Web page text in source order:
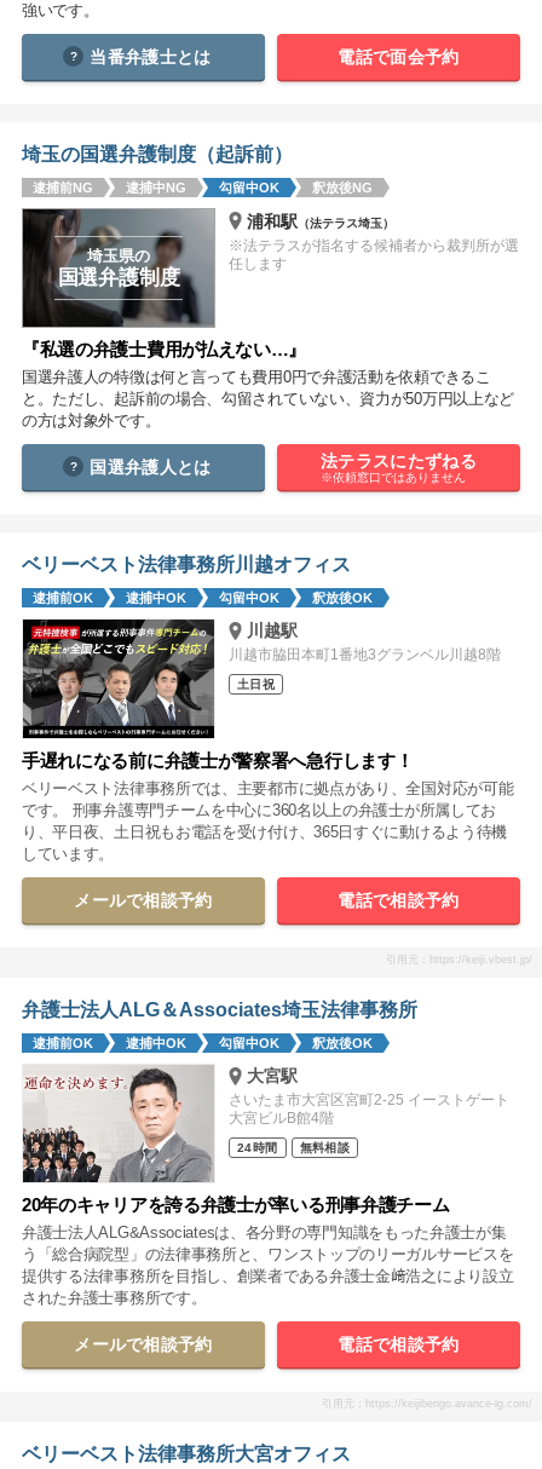
沖縄
痴漢 盗撮 わいせつ
窃盗 逮捕 示談
強いです。
当番弁護士とは 電話で面会予約
埼玉の国選弁護制度（起訴前）
逮捕前NG 逮捕中NG 勾留中OK 釈放後NG
埼玉県の
国選弁護制度
浦和駅 （法テラス埼玉）
※法テラスが指名する候補者から裁判所が選
任します
『私選の弁護士費用が払えない…』
国選弁護人の特徴は何と言っても費用0円で弁護活動を依頼できるこ
と。ただし、起訴前の場合、勾留されていない、資力が50万円以上など
の方は対象外です。
国選弁護人とは 法テラスにたずねる
※依頼窓口ではありません
ベリーベスト法律事務所川越オフィス
逮捕前OK 逮捕中OK 勾留中OK 釈放後OK
川越駅
川越市脇田本町1番地3グランベル川越8階
土日祝
手遅れになる前に弁護士が警察署へ急行します！
ベリーベスト法律事務所では、主要都市に拠点があり、全国対応が可能
です。 刑事弁護専門チームを中心に360名以上の弁護士が所属してお
り、平日夜、土日祝もお電話を受け付け、365日すぐに動けるよう待機
しています。
メールで相談予約 電話で相談予約
引用元：https://keiji.vbest.jp/
弁護士法人ALG＆Associates埼玉法律事務所
逮捕前OK 逮捕中OK 勾留中OK 釈放後OK
大宮駅
さいたま市大宮区宮町2-25 イーストゲート
大宮ビルB館4階
24時間 無料相談
20年のキャリアを誇る弁護士が率いる刑事弁護チーム
弁護士法人ALG&Associatesは、各分野の専門知識をもった弁護士が集
う「総合病院型」の法律事務所と、ワンストップのリーガルサービスを
提供する法律事務所を目指し、創業者である弁護士金﨑浩之により設立
された弁護士事務所です。
メールで相談予約 電話で相談予約
引用元：https://keijibengo.avance-lg.com/
ベリーベスト法律事務所大宮オフィス